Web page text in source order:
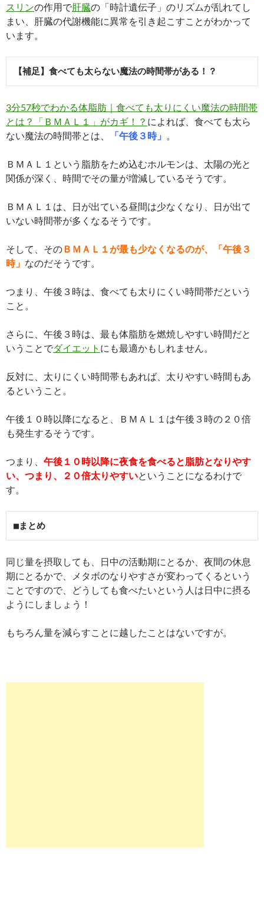
スリンの作用で肝臓の「時計遺伝子」のリズムが乱れてし
まい、肝臓の代謝機能に異常を引き起こすことがわかって
います。
【補足】食べても太らない魔法の時間帯がある！？
3分57秒でわかる体脂肪｜食べても太りにくい魔法の時間帯
とは？「ＢＭＡＬ１」がカギ！？ によれば、食べても太ら
ない魔法の時間帯とは、
「午後３時」 。
ＢＭＡＬ１という脂肪をため込むホルモンは、太陽の光と
関係が深く、時間でその量が増減しているそうです。
ＢＭＡＬ１は、日が出ている昼間は少なくなり、日が出て
いない時間帯が多くなるそうです。
そして、その ＢＭＡＬ１が最も少なくなるのが、「午後３
時」 なのだそうです。
つまり、午後３時は、食べても太りにくい時間帯だという
こと。
さらに、午後３時は、最も体脂肪を燃焼しやすい時間だと
いうことでダイエット にも最適かもしれません。
反対に、太りにくい時間帯もあれば、太りやすい時間もあ
るということ。
午後１０時以降になると、ＢＭＡＬ１は午後３時の２０倍
も発生するそうです。
つまり、 午後１０時以降に夜食を食べると脂肪となりやす
い、つまり、２０倍太りやすいということになるわけで
す。
■まとめ
同じ量を摂取しても、日中の活動期にとるか、夜間の休息
期にとるかで、メタボのなりやすさが変わってくるという
ことですので、どうしても食べたいという人は日中に摂る
ようにしましょう！
もちろん量を減らすことに越したことはないですが。